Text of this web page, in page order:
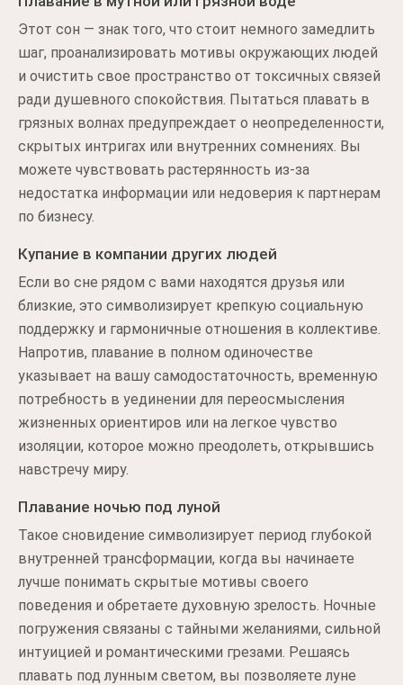
Этот сон — знак того, что стоит немного замедлить
шаг, проанализировать мотивы окружающих людей
и очистить свое пространство от токсичных связей
ради душевного спокойствия. Пытаться плавать в
грязных волнах предупреждает о неопределенности,
скрытых интригах или внутренних сомнениях. Вы
можете чувствовать растерянность из-за
недостатка информации или недоверия к партнерам
по бизнесу.
Купание в компании других людей
Если во сне рядом с вами находятся друзья или
близкие, это символизирует крепкую социальную
поддержку и гармоничные отношения в коллективе.
Напротив, плавание в полном одиночестве
указывает на вашу самодостаточность, временную
потребность в уединении для переосмысления
жизненных ориентиров или на легкое чувство
изоляции, которое можно преодолеть, открывшись
навстречу миру.
Плавание ночью под луной
Такое сновидение символизирует период глубокой
внутренней трансформации, когда вы начинаете
лучше понимать скрытые мотивы своего
поведения и обретаете духовную зрелость. Ночные
погружения связаны с тайными желаниями, сильной
интуицией и романтическими грезами. Решаясь
плавать под лунным светом, вы позволяете луне